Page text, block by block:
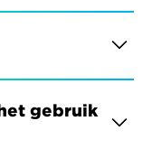
gebruik